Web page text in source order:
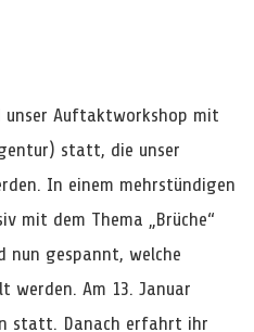
unser Auftaktworkshop mit
statt, die unser
In einem mehrstündigen
mit dem Thema „Brüche“
nun gespannt, welche
werden. Am 13. Januar
statt. Danach erfahrt ihr